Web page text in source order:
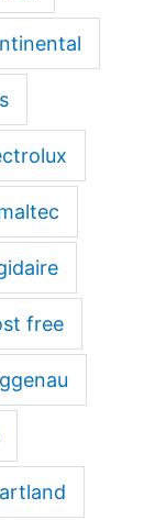
free